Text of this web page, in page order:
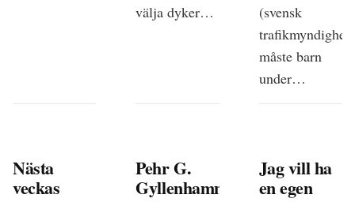
välja dyker…
(svensk
trafikmyndighet)
måste barn
under…
Nästa
veckas
Pehr G.
Gyllenhammar
Jag vill ha
en egen